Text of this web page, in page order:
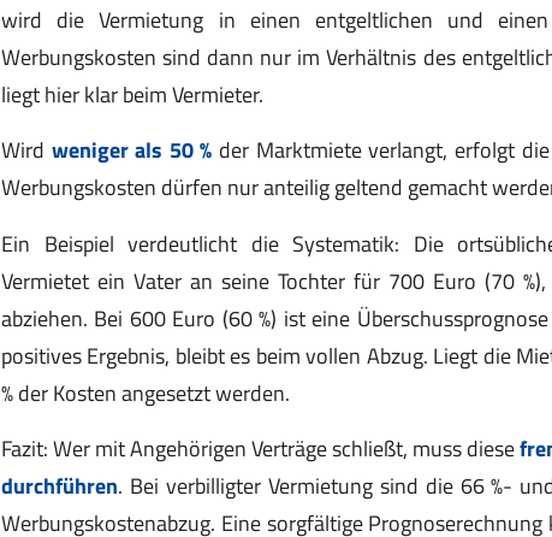
wird die Vermietung in einen entgeltlichen und einen
Werbungskosten sind dann nur im Verhältnis des
liegt hier klar beim Vermieter.
Wird weniger als 50 % der Marktmiete verlangt, erfolgt
Werbungskosten dürfen nur anteilig geltend gemacht
Ein Beispiel verdeutlicht die Systematik: Die
Vermietet ein Vater an seine Tochter für 700 Euro (70
abziehen. Bei 600 Euro (60 %) ist eine
positives Ergebnis, bleibt es beim vollen Abzug. Liegt die
% der Kosten angesetzt werden.
Fazit: Wer mit Angehörigen Verträge schließt, muss diese
durchführen. Bei verbilligter Vermietung sind die 66 %-
Werbungskostenabzug. Eine sorgfältige